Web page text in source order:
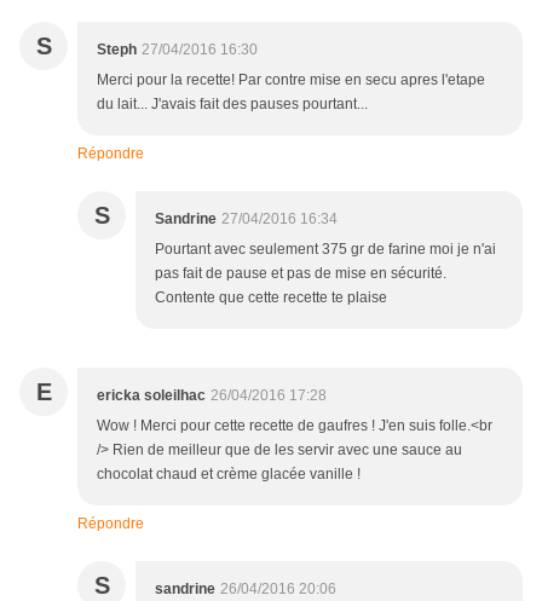
S Steph 27/04/2016 16:30
Merci pour la recette! Par contre mise en secu apres l'etape
du lait... J'avais fait des pauses pourtant...
Répondre
S Sandrine 27/04/2016 16:34
Pourtant avec seulement 375 gr de farine moi je n'ai
pas fait de pause et pas de mise en sécurité.
Contente que cette recette te plaise
E ericka soleilhac 26/04/2016 17:28
Wow ! Merci pour cette recette de gaufres ! J'en suis folle.<br
/> Rien de meilleur que de les servir avec une sauce au
chocolat chaud et crème glacée vanille !
Répondre
S sandrine 26/04/2016 20:06